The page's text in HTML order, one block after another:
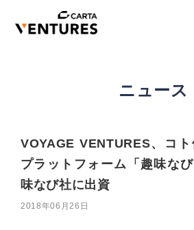
ニュース
VOYAGE VENTURES、コ
プラットフォーム「趣味な
味なび社に出資
2018年06月26日